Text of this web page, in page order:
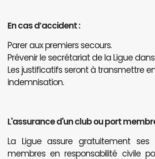
En cas d’accident :
Parer aux premiers secours.
Prévenir le secrétariat de la Ligue
Les justificatifs seront à transmettre
indemnisation.
L'assurance d'un club ou port
La Ligue assure gratuitement
membres en responsabilité civile